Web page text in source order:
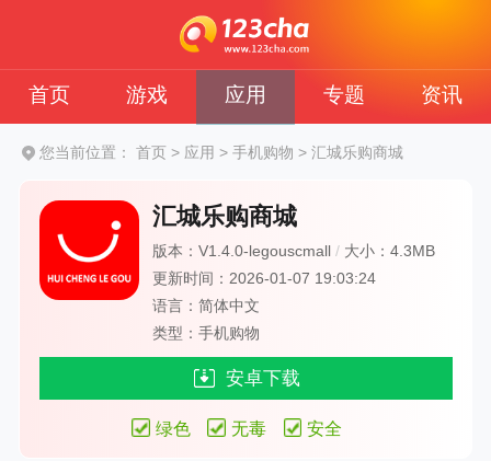
首页 游戏 应用 专题 资讯
您当前位置： 首页 > 应用 > 手机购物 >汇城乐购商城
汇城乐购商城
版本：V1.4.0-legouscmall/ 大小：4.3MB
更新时间：2026-01-07 19:03:24
语言：简体中文
类型：手机购物
安卓下载
绿色 无毒 安全